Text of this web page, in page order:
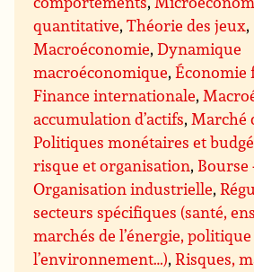
quantitative,Théorie des jeux,
Macroéconomie,Dynamique
macroéconomique,Économie
Finance internationale,
accumulation d’actifs, Marché
Politiques monétaires et
risque et organisation, Bourse
Organisation industrielle,
secteurs spécifiques (santé,
marchés de l’énergie, politique
l’environnement…),Risques,